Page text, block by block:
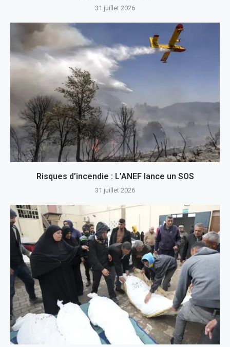
31 juillet 2026
Risques d’incendie : L’ANEF lance un SOS
31 juillet 2026